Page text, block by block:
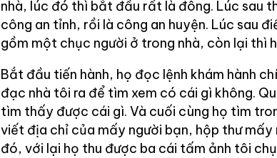
nhà, lúc đó thì bắt đầu rất là đông. Lúc sau
công an tỉnh, rồi là công an huyện. Lúc sau
gồm một chục người ở trong nhà, còn lại thì
Bắt đầu tiến hành, họ đọc lệnh khám hành
đạc nhà tôi ra để tìm xem có cái gì không.
tìm thấy được cái gì. Và cuối cùng họ tìm
viết địa chỉ của mấy người bạn, hộp thư
đó, với lại họ thu được ba cái tấm ảnh tôi